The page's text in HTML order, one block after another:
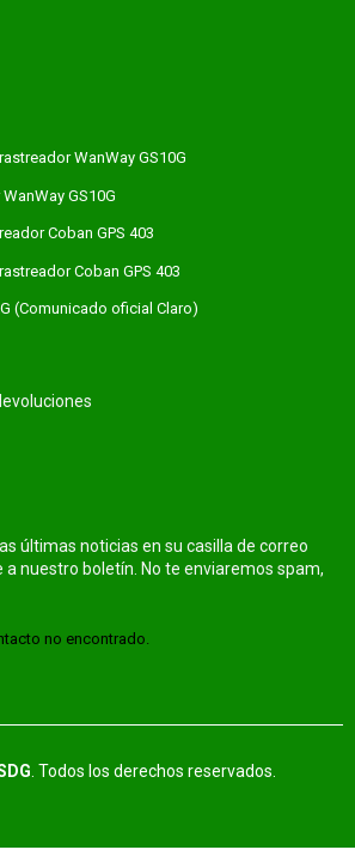
WanWay GS10G
GS10G
Coban GPS 403
Coban GPS 403
(Comunicado oficial Claro)
últimas noticias en su casilla de correo
a nuestro boletín. No te enviaremos spam,
no encontrado.
. Todos los derechos reservados.